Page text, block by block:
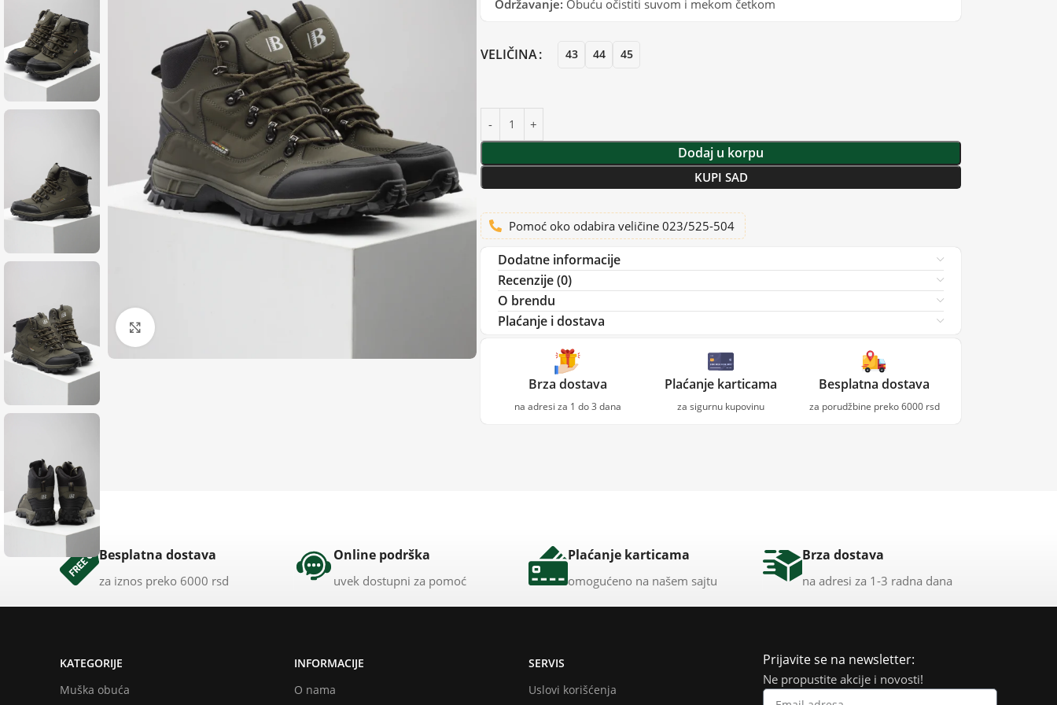
Održavanje: Obuću očistiti suvom i mekom četkom
VELIČINA 43 44 45
Dodaj u korpu
KUPI SAD
Pomoć oko odabira veličine 023/525-504
Dodatne informacije
Recenzije (0)
O brendu
Plaćanje i dostava
Brza dostava
na adresi za 1 do 3 dana
Plaćanje karticama
za sigurnu kupovinu
Besplatna dostava
za porudžbine preko 6000 rsd
Besplatna dostava
za iznos preko 6000 rsd
Online podrška
uvek dostupni za pomoć
Plaćanje karticama
omogućeno na našem sajtu
Brza dostava
na adresi za 1-3 radna dana
KATEGORIJE
Muška obuća
INFORMACIJE
O nama
SERVIS
Uslovi korišćenja
Prijavite se na newsletter:
Ne propustite akcije i novosti!